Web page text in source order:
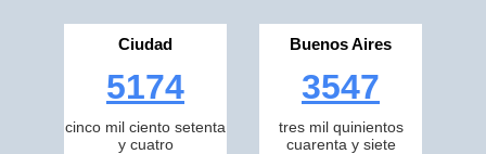
Ciudad
5174
cinco mil ciento setenta
y cuatro
Buenos Aires
3547
tres mil quinientos
cuarenta y siete